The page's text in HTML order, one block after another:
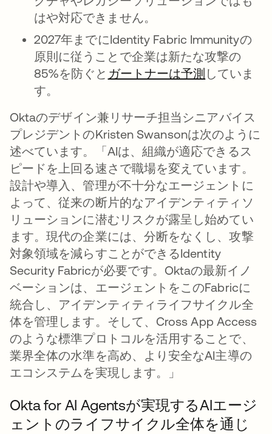
はや対応できません。
2027年までにIdentity Fabric Immunityの
原則に従うことで企業は新たな攻撃の
85%を防ぐと ガートナーは予測 していま
す。
Oktaのデザイン兼リサーチ担当シニアバイス
プレジデントのKristen Swansonは次のように
述べています。「AIは、組織が適応できるス
ピードを上回る速さで職場を変えています。
設計や導入、管理が不十分なエージェントに
よって、従来の断片的なアイデンティティソ
リューションに潜むリスクが露呈し始めてい
ます。現代の企業には、分断をなくし、攻撃
対象領域を減らすことができるIdentity
Security Fabricが必要です。Oktaの最新イノ
ベーションは、エージェントをこのFabricに
統合し、アイデンティティライフサイクル全
体を管理します。そして、Cross App Access
のような標準プロトコルを活用することで、
業界全体の水準を高め、より安全なAI主導の
エコシステムを実現します。」
Okta for AI Agentsが実現するAIエージ
ェントのライフサイクル全体を通じ